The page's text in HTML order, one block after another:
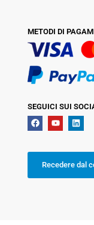
METODI DI
SEGUICI SUI
Recedere dal